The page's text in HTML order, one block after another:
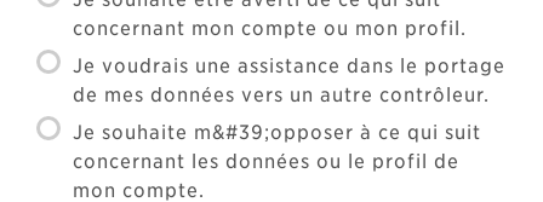
concernant mon compte ou mon profil.
Je voudrais une assistance dans le portage
de mes données vers un autre contrôleur.
Je souhaite m&#39;opposer à ce qui suit
concernant les données ou le profil de
mon compte.